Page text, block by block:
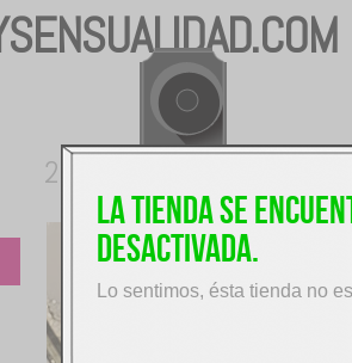
2
La tienda se
desactivada.
Lo sentimos, ésta tienda no